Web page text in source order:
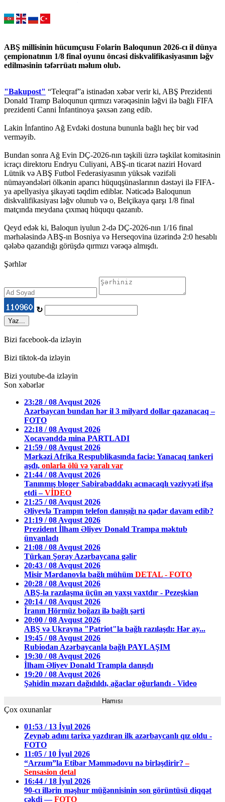
ABŞ millisinin hücumçusu Folarin Baloqunun 2026-cı il dünya
çempionatının 1/8 final oyunu öncəsi diskvalifikasiyasının ləğv
edilməsinin təfərrüatı məlum olub.
"Bakupost" “Teleqraf”a istinadən xəbər verir ki, ABŞ Prezidenti
Donald Tramp Baloqunun qırmızı vərəqəsinin ləğvi ilə bağlı FIFA
prezidenti Canni İnfantinoya şəxsən zəng edib.
Lakin İnfantino Ağ Evdəki dostuna bununla bağlı heç bir vəd
verməyib.
Bundan sonra Ağ Evin DÇ-2026-nın təşkili üzrə təşkilat komitəsinin
icraçı direktoru Endryu Culiyani, ABŞ-ın ticarət naziri Hovard
Lütnik və ABŞ Futbol Federasiyasının yüksək vəzifəli
nümayəndələri ölkənin aparıcı hüquqşünaslarının dəstəyi ilə FIFA-
ya apellyasiya şikayəti təqdim ediblər. Nəticədə Baloqunun
diskvalifikasiyası ləğv olunub və o, Belçikaya qarşı 1/8 final
matçında meydana çıxmaq hüququ qazanıb.
Qeyd edək ki, Baloqun iyulun 2-də DÇ-2026-nın 1/16 final
mərhələsində ABŞ-ın Bosniya və Herseqovina üzərində 2:0 hesablı
qələbə qazandığı görüşdə qırmızı vərəqə almışdı.
Şərhlər
↻
Yaz...
Bizi facebook-da izləyin
Bizi tiktok-da izləyin
Bizi youtube-da izləyin
Son xəbərlər
23:28 / 08 Avqust 2026
Azərbaycan bundan hər il 3 milyard dollar qazanacaq –
FOTO
22:18 / 08 Avqust 2026
Xocavənddə mina PARTLADI
21:59 / 08 Avqust 2026
Mərkəzi Afrika Respublikasında faciə: Yanacaq tankeri
aşdı, onlarla ölü və yaralı var
21:44 / 08 Avqust 2026
Tanınmış bloger Sabirabaddakı acınacaqlı vəziyyəti ifşa
etdi –VİDEO
21:25 / 08 Avqust 2026
Əliyevlə Trampın telefon danışığı nə qədər davam edib?
21:19 / 08 Avqust 2026
Prezident İlham Əliyev Donald Trampa məktub
ünvanladı
21:08 / 08 Avqust 2026
Türkan Şoray Azərbaycana gəlir
20:43 / 08 Avqust 2026
Misir Mərdanovla bağlı mühüm DETAL - FOTO
20:28 / 08 Avqust 2026
ABŞ-la razılaşma üçün ən yaxşı vaxtdır - Pezeşkian
20:14 / 08 Avqust 2026
İranın Hörmüz boğazı ilə bağlı şərti
20:00 / 08 Avqust 2026
ABŞ və Ukrayna "Patriot"la bağlı razılaşdı: Hər ay...
19:45 / 08 Avqust 2026
Rubiodan Azərbaycanla bağlı PAYLAŞIM
19:30 / 08 Avqust 2026
İlham Əliyev Donald Trampla danışdı
19:20 / 08 Avqust 2026
Şəhidin məzarı dağıdıldı, ağaclar oğurlandı - Video
Hamısı
Çox oxunanlar
01:53 / 13 İyul 2026
Zeynəb adını tarixə yazdıran ilk azərbaycanlı qız oldu -
FOTO
11:05 / 10 İyul 2026
“Arzum”la Etibar Məmmədovu nə birləşdirir?–
Sensasion detal
16:44 / 18 İyul 2026
90-cı illərin məşhur müğənnisinin son görüntüsü diqqət
çəkdi —FOTO